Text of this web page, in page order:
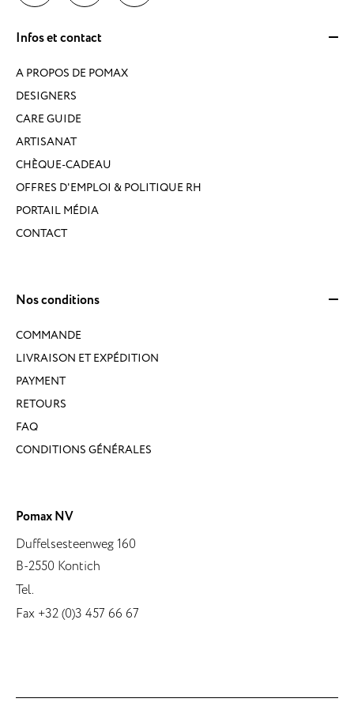
Infos et contact
A PROPOS DE POMAX
DESIGNERS
CARE GUIDE
ARTISANAT
CHÈQUE-CADEAU
OFFRES D'EMPLOI & POLITIQUE RH
PORTAIL MÉDIA
CONTACT
Nos conditions
COMMANDE
LIVRAISON ET EXPÉDITION
PAYMENT
RETOURS
FAQ
CONDITIONS GÉNÉRALES
Pomax NV
Duffelsesteenweg 160
B-2550 Kontich
Tel.
Fax +32 (0)3 457 66 67